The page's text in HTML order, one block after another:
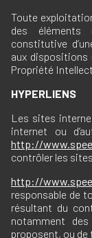
Toute
des éléments
constitutive
aux dispositions
Propriété
HYPERLIENS
Les sites
internet ou
http://
contrôler les
http://
responsable de
résultant du
notamment
proposent, ou de